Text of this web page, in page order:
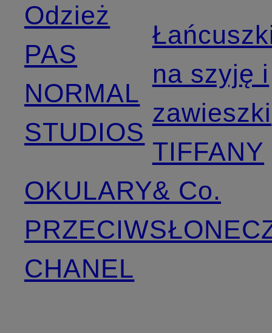
Odzież
PAS
NORMAL
STUDIOS
OKULARY
CHANEL
na szyję i
zawieszki
TIFFANY
& Co.